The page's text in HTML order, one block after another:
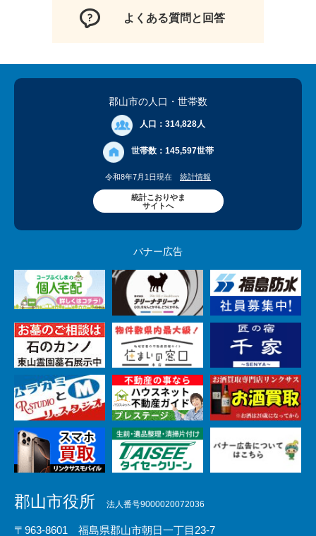
よくある質問と回答
郡山市の人口 ・世帯数
人口： 314,828人
世帯数： 145,597世帯
令和8年7月1日現在 統計情報
統計こおりやま
サイトへ
バナー広告
郡山市役所 法人番号9000020072036
〒963-8601 福島県郡山市朝日一丁目23-7